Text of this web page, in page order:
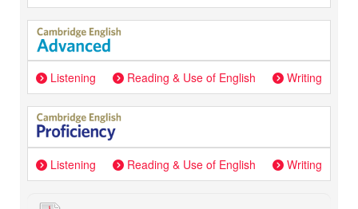
Listening Reading & Use of English Writing
Listening Reading & Use of English Writing